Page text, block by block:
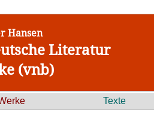
Hansen
Literatur
(vnb)
Texte